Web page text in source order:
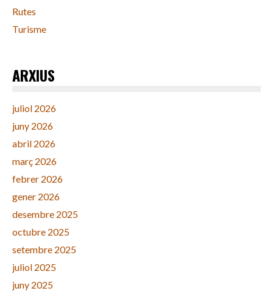
Rutes
Turisme
ARXIUS
juliol 2026
juny 2026
abril 2026
març 2026
febrer 2026
gener 2026
desembre 2025
octubre 2025
setembre 2025
juliol 2025
juny 2025